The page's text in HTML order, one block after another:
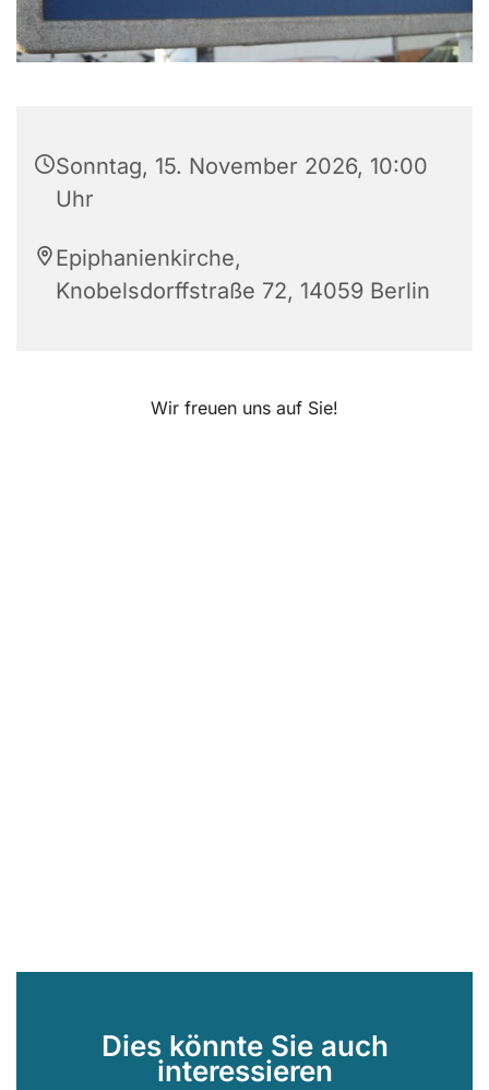
Sonntag, 15. November 2026, 10:00
Uhr
Epiphanienkirche,
Knobelsdorffstraße 72, 14059 Berlin
Wir freuen uns auf Sie!
Dies könnte Sie auch
interessieren